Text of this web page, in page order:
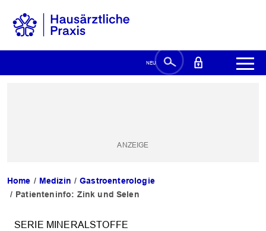
Home Medizin
Gastroenterologie
Patienteninfo: Zink und Selen
SERIE MINERALSTOFFE